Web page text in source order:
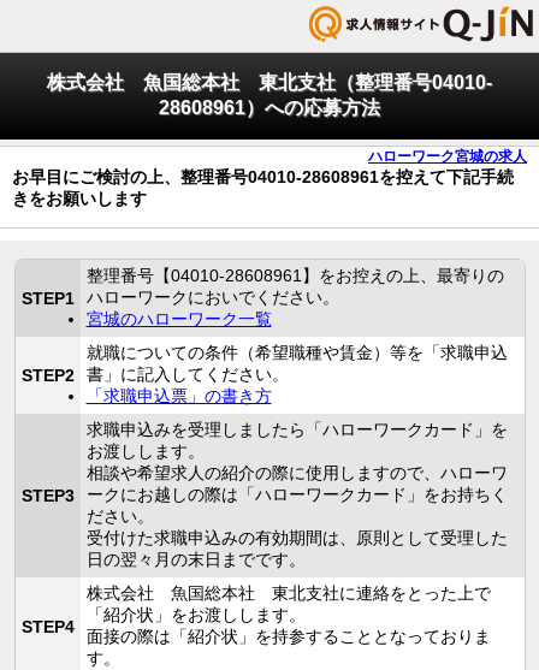
株式会社 魚国総本社 東北支社（整理番号04010-
28608961）への応募方法
ハローワーク宮城の求人
お早目にご検討の上、整理番号04010-28608961を控えて下記手続
きをお願いします
STEP1
整理番号【04010-28608961】をお控えの上、最寄りの
ハローワークにおいでください。
宮城のハローワーク一覧
STEP2
就職についての条件（希望職種や賃金）等を「求職申込
書」に記入してください。
「求職申込票」の書き方
STEP3
求職申込みを受理しましたら「ハローワークカード」を
お渡しします。
相談や希望求人の紹介の際に使用しますので、ハローワ
ークにお越しの際は「ハローワークカード」をお持ちく
ださい。
受付けた求職申込みの有効期間は、原則として受理した
日の翌々月の末日までです。
STEP4
株式会社 魚国総本社 東北支社に連絡をとった上で
「紹介状」をお渡しします。
面接の際は「紹介状」を持参することとなっておりま
す。